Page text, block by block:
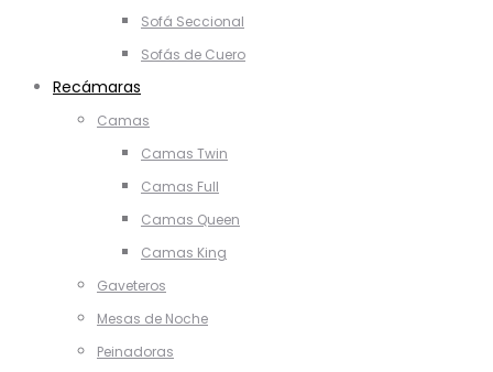
Sofá Seccional
Sofás de Cuero
Recámaras
Camas
Camas Twin
Camas Full
Camas Queen
Camas King
Gaveteros
Mesas de Noche
Peinadoras